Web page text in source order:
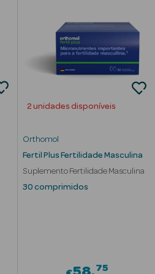
from
2 unidades disponíveis
Orthomol
Fertil Plus Fertilidade Masculina
Suplemento Fertilidade Masculina
30 comprimidos
75